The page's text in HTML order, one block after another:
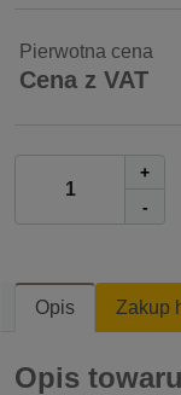
Pierwotna cena
Cena z VAT
+
-
Opis Zakup
Opis towaru